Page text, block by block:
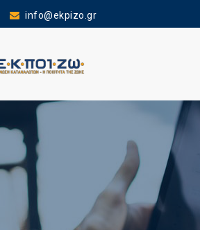
info@ekpizo.gr